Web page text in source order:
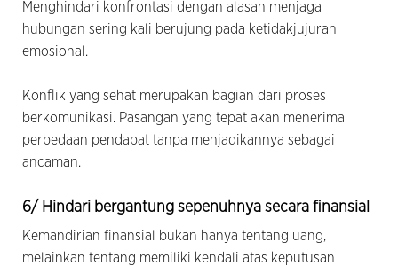
Menghindari konfrontasi dengan alasan menjaga
hubungan sering kali berujung pada ketidakjujuran
emosional.
Konflik yang sehat merupakan bagian dari proses
berkomunikasi. Pasangan yang tepat akan menerima
perbedaan pendapat tanpa menjadikannya sebagai
ancaman.
6/ Hindari bergantung sepenuhnya secara finansial
Kemandirian finansial bukan hanya tentang uang,
melainkan tentang memiliki kendali atas keputusan